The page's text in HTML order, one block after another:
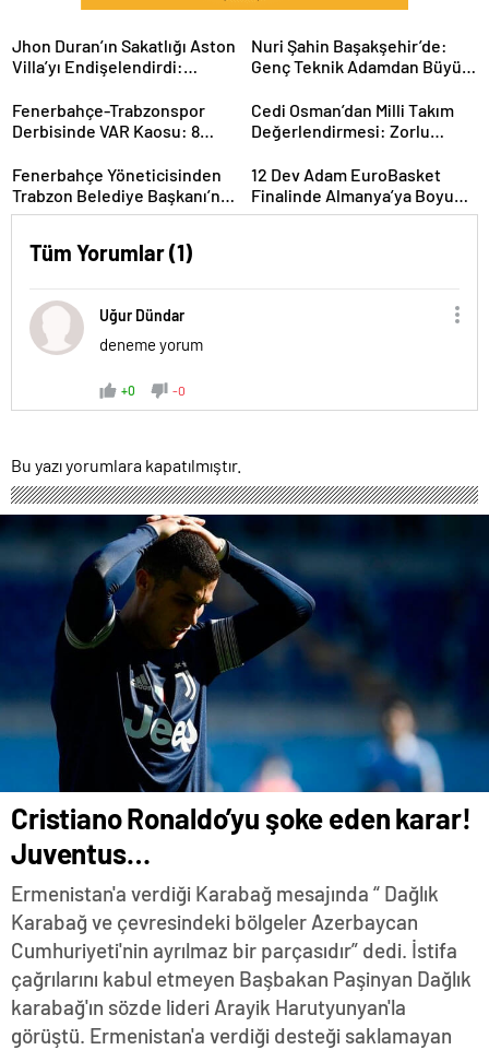
Jhon Duran’ın Sakatlığı Aston
Villa’yı Endişelendirdi:
Nuri Şahin Başakşehir’de:
Genç Teknik Adamdan Büyük
Fenerbahçe-Trabzonspor
Derbisinde VAR Kaosu: 8
Cedi Osman’dan Milli Takım
Değerlendirmesi: Zorlu
Hedefler
Fenerbahçe Yöneticisinden
Trabzon Belediye Başkanı’na
Sert Sözler: Gerginlik
12 Dev Adam EuroBasket
Finalinde Almanya’ya Boyun
Eğdi: Gümüş Madalya
Tüm Yorumlar (1)
Uğur Dündar
deneme yorum
+0 -0
Bu yazı yorumlara kapatılmıştır.
Cristiano Ronaldo’yu şoke eden karar!
Juventus…
Ermenistan'a verdiği Karabağ mesajında “ Dağlık
Karabağ ve çevresindeki bölgeler Azerbaycan
Cumhuriyeti'nin ayrılmaz bir parçasıdır” dedi. İstifa
çağrılarını kabul etmeyen Başbakan Paşinyan Dağlık
karabağ'ın sözde lideri Arayik Harutyunyan'la
görüştü. Ermenistan'a verdiği desteği saklamayan